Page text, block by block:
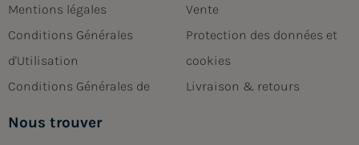
Mentions légales
Conditions Générales
d'Utilisation
Conditions Générales de
Vente
Protection des données et
cookies
Livraison & retours
Nous trouver